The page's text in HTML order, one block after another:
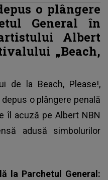
o plângere
General în
Albert
„Beach,
de la Beach, Please!,
o plângere penală
îl acuză pe Albert NBN
adusă simbolurilor
la Parchetul General: